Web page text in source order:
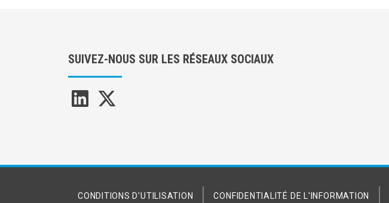
SUIVEZ-NOUS SUR LES RÉSEAUX SOCIAUX
CONDITIONS D'UTILISATION CONFIDENTIALITÉ DE L'INFORMATION